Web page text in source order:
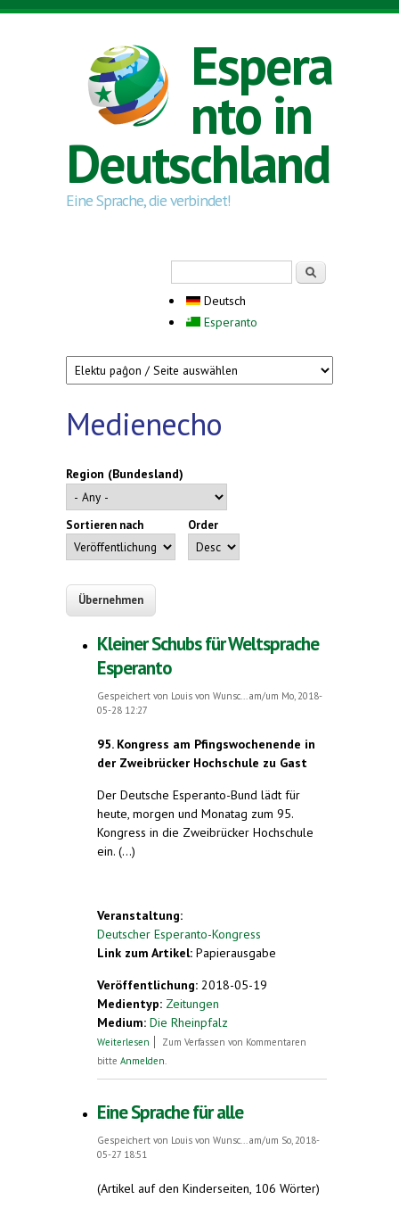
Direkt zum Inhalt
Espera
nto in
Deutschland
Eine Sprache, die verbindet!
Deutsch
Esperanto
Medienecho
Region (Bundesland)
Sortieren nach Order
Kleiner Schubs für Weltsprache
Esperanto
Gespeichert von Louis von Wunsc...am/um Mo, 2018-
05-28 12:27
95. Kongress am Pfingswochenende in
der Zweibrücker Hochschule zu Gast
Der Deutsche Esperanto-Bund lädt für
heute, morgen und Monatag zum 95.
Kongress in die Zweibrücker Hochschule
ein. (...)
Veranstaltung:
Deutscher Esperanto-Kongress
Link zum Artikel: Papierausgabe
Veröffentlichung: 2018-05-19
Medientyp: Zeitungen
Medium: Die Rheinpfalz
Weiterlesen über Kleiner Schubs für Weltsprache
Zum Verfassen von Kommentaren
bitte Anmelden.
Eine Sprache für alle
Gespeichert von Louis von Wunsc...am/um So, 2018-
05-27 18:51
(Artikel auf den Kinderseiten, 106 Wörter)